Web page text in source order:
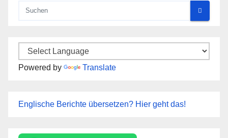
Powered by Translate
Englische Berichte übersetzen? Hier geht das!